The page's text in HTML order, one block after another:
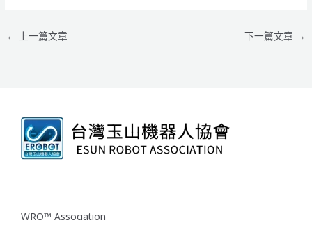
← 上一篇文章 下一篇文章 →
WRO™ Association